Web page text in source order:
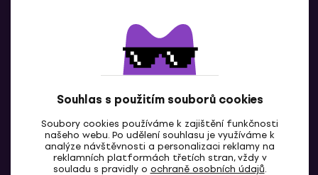
Souhlas s použitím souborů cookies
Soubory cookies používáme k zajištění funkčnosti
našeho webu. Po udělení souhlasu je využíváme k
analýze návštěvnosti a personalizaci reklamy na
reklamních platformách třetích stran, vždy v
souladu s pravidly o ochraně osobních údajů.